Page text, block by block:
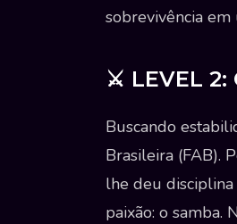
sobrevivência
⚔️ LEVEL
Buscando
Brasileira (FAB).
lhe deu
paixão: o samba.